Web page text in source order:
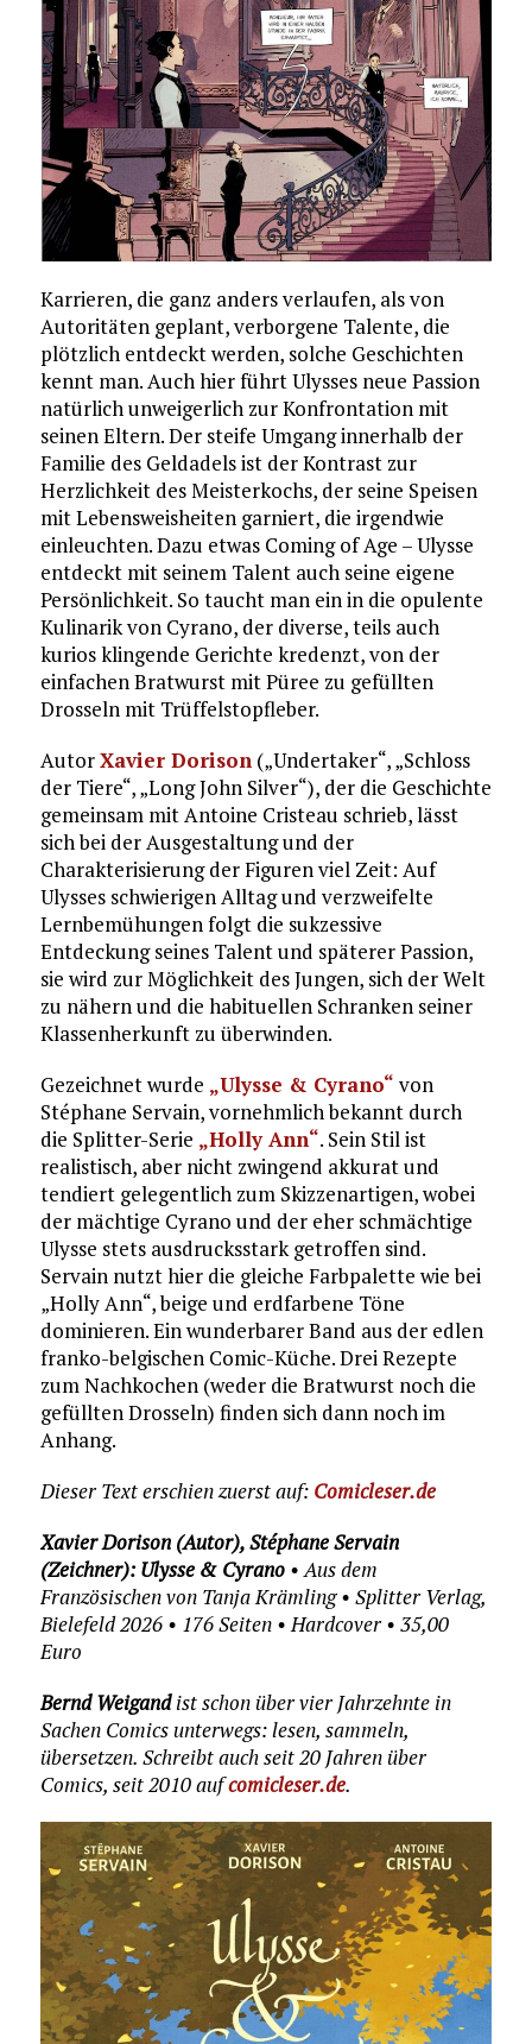
Karrieren, die ganz anders verlaufen, als von
Autoritäten geplant, verborgene Talente, die
plötzlich entdeckt werden, solche Geschichten
kennt man. Auch hier führt Ulysses neue Passion
natürlich unweigerlich zur Konfrontation mit
seinen Eltern. Der steife Umgang innerhalb der
Familie des Geldadels ist der Kontrast zur
Herzlichkeit des Meisterkochs, der seine Speisen
mit Lebensweisheiten garniert, die irgendwie
einleuchten. Dazu etwas Coming of Age – Ulysse
entdeckt mit seinem Talent auch seine eigene
Persönlichkeit. So taucht man ein in die opulente
Kulinarik von Cyrano, der diverse, teils auch
kurios klingende Gerichte kredenzt, von der
einfachen Bratwurst mit Püree zu gefüllten
Drosseln mit Trüffelstopfleber.
AutorXavier Dorison(„Undertaker“, „Schloss
der Tiere“, „Long John Silver“), der die Geschichte
gemeinsam mit Antoine Cristeau schrieb, lässt
sich bei der Ausgestaltung und der
Charakterisierung der Figuren viel Zeit: Auf
Ulysses schwierigen Alltag und verzweifelte
Lernbemühungen folgt die sukzessive
Entdeckung seines Talent und späterer Passion,
sie wird zur Möglichkeit des Jungen, sich der Welt
zu nähern und die habituellen Schranken seiner
Klassenherkunft zu überwinden.
Gezeichnet wurde „Ulysse & Cyrano“ von
Stéphane Servain, vornehmlich bekannt durch
die Splitter-Serie „Holly Ann“. Sein Stil ist
realistisch, aber nicht zwingend akkurat und
tendiert gelegentlich zum Skizzenartigen, wobei
der mächtige Cyrano und der eher schmächtige
Ulysse stets ausdrucksstark getroffen sind.
Servain nutzt hier die gleiche Farbpalette wie bei
„Holly Ann“, beige und erdfarbene Töne
dominieren. Ein wunderbarer Band aus der edlen
franko-belgischen Comic-Küche. Drei Rezepte
zum Nachkochen (weder die Bratwurst noch die
gefüllten Drosseln) finden sich dann noch im
Anhang.
Dieser Text erschien zuerst auf: Comicleser.de
Xavier Dorison (Autor), Stéphane Servain
(Zeichner): Ulysse & Cyrano• Aus dem
Französischen von Tanja Krämling • Splitter Verlag,
Bielefeld 2026 • 176 Seiten • Hardcover • 35,00
Euro
Bernd Weigandist schon über vier Jahrzehnte in
Sachen Comics unterwegs: lesen, sammeln,
übersetzen. Schreibt auch seit 20 Jahren über
Comics, seit 2010 aufcomicleser.de.